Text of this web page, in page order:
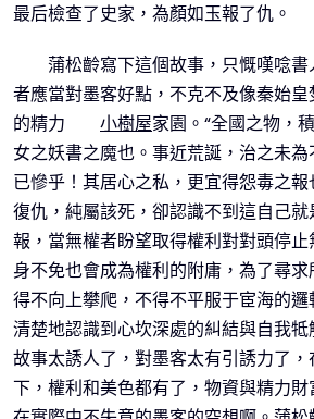
最后檢查了史家，為顏如玉報了仇。
蒲松齡寫下這個故事，只慨嘆唸
者應當對墨客好點，不克不及像秦始
的精力
小樹屋家園。“全國之物，
女之妖書之魔也。事近荒誕，治之未
已慘乎！其居心之私，更宜得怨毒之
復仇，純屬該死，卻認識不到這自己
報，當無權者盼望取得權利對對頭停
身不免也會成為權利的附庸，為了尋
得不向上攀爬，不得不平服于宦海的
清楚地認識到心坎深處的糾結與自我
故事太誘人了，對墨客太有引誘力了，
下，權利和美色都有了，物資與精力